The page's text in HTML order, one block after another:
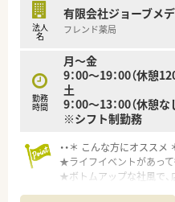
法人
名
有限会社ジョーブメ
フレンド薬局
勤務
時間
月～金
9：00～19：00（休憩
土
9：00～13：00（休憩な
※シフト制勤務
・・＊ こんな方にオススメ ＊
★ライフイベントがあって
★ボトムアップな社風で、